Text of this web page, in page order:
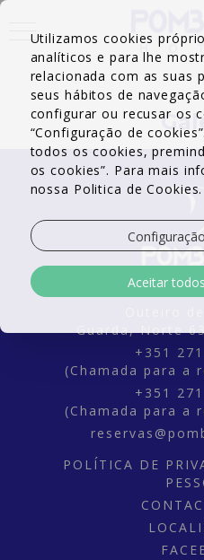
<
Guarda,Norte
+351
(Chamada para a
+351
(Chamada para a
POLÍTICA DE
Utilizamos cookies
analíticos e para lhe
relacionada com as suas
seus hábitos de
configurar ou recusar os
“Configuração de
todos os cookies,
os cookies”. Para mais
nossa Politica de Cookies.
Aceitar